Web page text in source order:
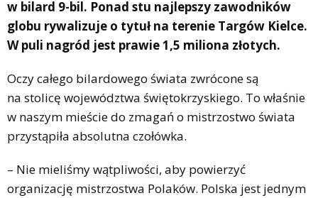
w bilard 9-bil. Ponad stu najlepszy zawodników
globu rywalizuje o tytuł na terenie Targów Kielce.
W puli nagród jest prawie 1,5 miliona złotych.
Oczy całego bilardowego świata zwrócone są
na stolicę województwa świętokrzyskiego. To właśnie
w naszym mieście do zmagań o mistrzostwo świata
przystąpiła absolutna czołówka.
– Nie mieliśmy wątpliwości, aby powierzyć
organizację mistrzostwa Polaków. Polska jest jednym